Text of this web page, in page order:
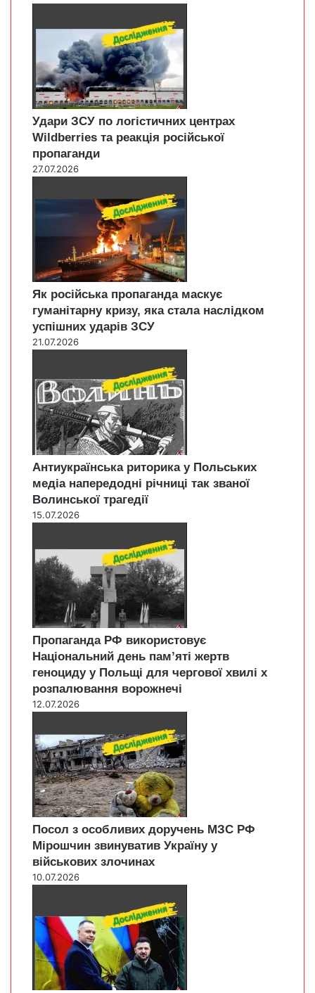
Удари ЗСУ по логістичних центрах
Wildberries та реакція російської
пропаганди
27.07.2026
Як російська пропаганда маскує
гуманітарну кризу, яка стала наслідком
успішних ударів ЗСУ
21.07.2026
Антиукраїнська риторика у Польських
медіа напередодні річниці так званої
Волинської трагедії
15.07.2026
Пропаганда РФ використовує
Національний день пам’яті жертв
геноциду у Польщі для чергової хвилі х
розпалювання ворожнечі
12.07.2026
Посол з особливих доручень МЗС РФ
Мірошчин звинуватив Україну у
військових злочинах
10.07.2026